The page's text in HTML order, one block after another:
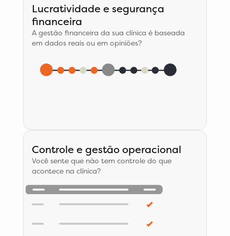
Lucratividade e segurança
financeira
A gestão financeira da sua clínica é baseada
em dados reais ou em opiniões?
Controle e gestão operacional
Você sente que não tem controle do que
acontece na clínica?